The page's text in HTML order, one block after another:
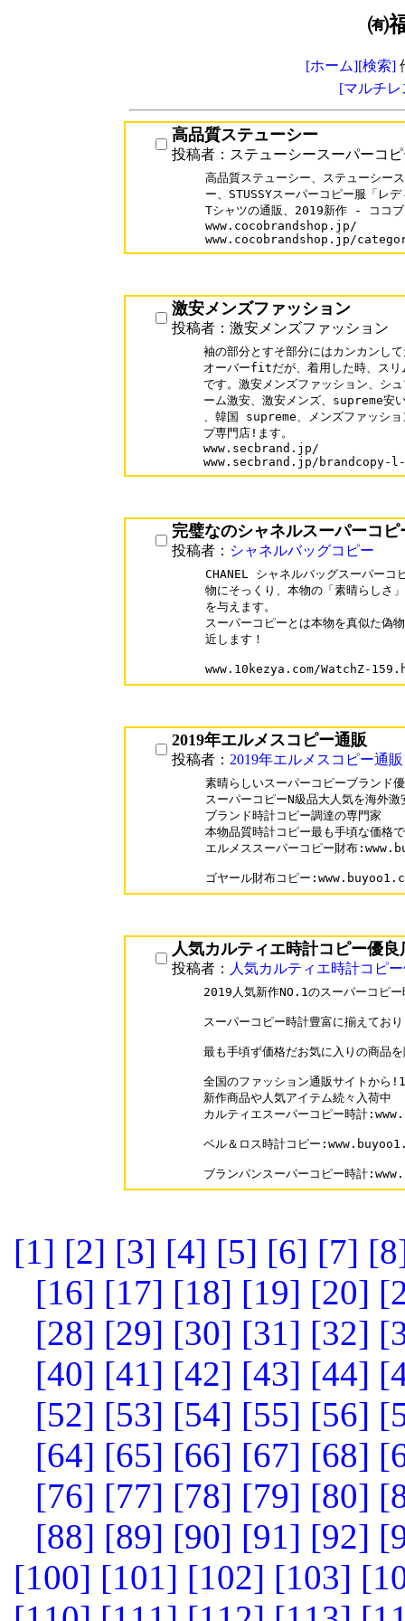
㈲
[ホーム][検索]
[マルチ
高品質ステューシー
投稿者：ステューシースーパーコ
高品質ステューシー、ステューシー
ー、STUSSYスーパーコピー服「
Tシャツの通販、2019新作 - ココブ
www.cocobrandshop.jp/
www.cocobrandshop.jp/
激安メンズファッション
投稿者：激安メンズファッション
袖の部分とすそ部分にはカンカンし
オーバーfitだが、着用した時、ス
です。激安メンズファッション、シ
ーム激安、激安メンズ、supreme安
、韓国 supreme、メンズファッシ
プ専門店!ます。
www.secbrand.jp/
完璧なのシャネルスーパーコピ
投稿者： シャネルバッグコピー
CHANEL シャネルバッグスーパーコ
物にそっくり、本物の「素晴らしさ
を与えます。
スーパーコピーとは本物を真似た偽
近します！
2019年エルメスコピー通販
投稿者： 2019年エルメスコピー通販
素晴らしいスーパーコピーブランド
スーパーコピーN級品大人気を海外激
ブランド時計コピー調達の専門家
本物品質時計コピー最も手頃な価格
エルメススーパーコピー財布
ゴヤール財布コピー
人気カルティエ時計コピー優良
投稿者： 人気カルティエ時計コピ
2019人気新作NO.1のスーパーコピ
スーパーコピー時計豊富に揃えてお
最も手頃ず価格だお気に入りの商品
全国のファッション通販サイトから
新作商品や人気アイテム続々入荷中
カルティエスーパーコピー時計
ベル＆ロス時計コピー
ブランパンスーパーコピー時計
[1] [2] [3] [4] [5] [6] [7]
[16] [17] [18] [19] [20]
[28] [29] [30] [31] [32]
[40] [41] [42] [43] [44]
[52] [53] [54] [55] [56]
[64] [65] [66] [67] [68]
[76] [77] [78] [79] [80]
[88] [89] [90] [91] [92]
[100] [101] [102] [103]